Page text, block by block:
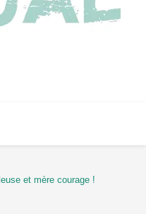
et mère courage !